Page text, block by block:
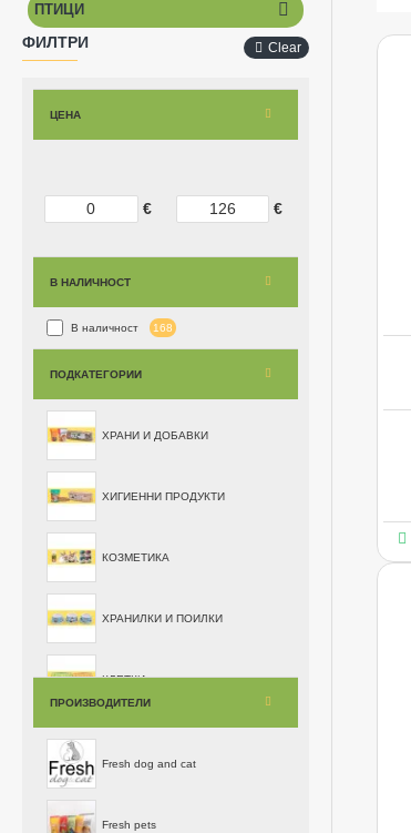
ПТИЦИ
ФИЛТРИ Clear
ЦЕНА
€ €
В НАЛИЧНОСТ
В наличност 168
ПОДКАТЕГОРИИ
ХРАНИ И ДОБАВКИ
ХИГИЕННИ ПРОДУКТИ
КОЗМЕТИКА
ХРАНИЛКИ И ПОИЛКИ
КЛЕТКИ
ПРОИЗВОДИТЕЛИ
Fresh dog and cat
Fresh pets